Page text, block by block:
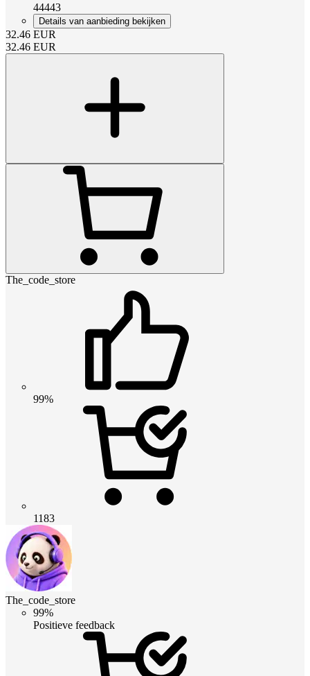
44443
Details van aanbieding bekijken
32.46 EUR
32.46 EUR
The_code_store
99%
1183
The_code_store
99%
Positieve feedback